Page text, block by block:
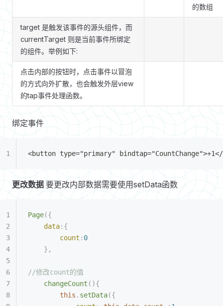
的数组
target 是触发该事件的源头组件，而
currentTarget 则是当前事件所绑定
的组件。举例如下:
点击内部的按钮时，点击事件以冒泡
的方式向外扩散，也会触发外层view
的tap事件处理函数。
绑定事件
<button type="primary"
更改数据 要更改内部数据需要使用setData函数
Page({
	data
:{
		count
: 0
	},
//修改count的值
	changeCount
(){
		this
. setData({